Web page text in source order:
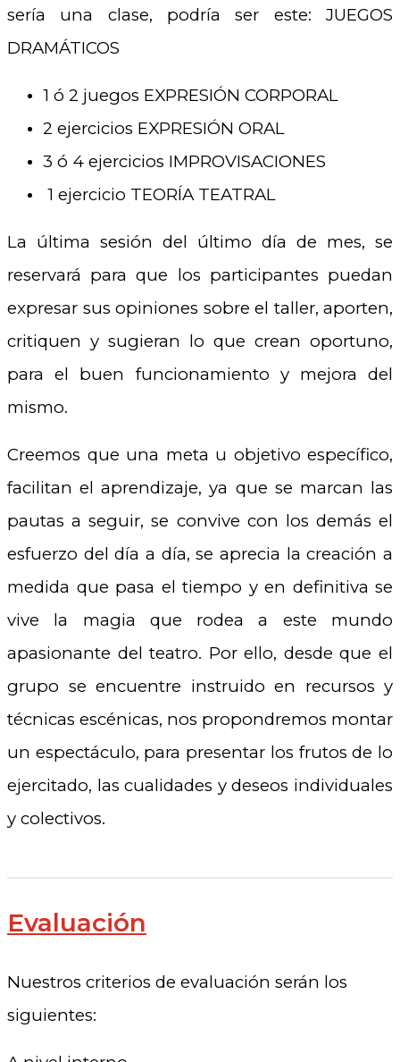
sería una clase, podría ser este: JUEGOS
DRAMÁTICOS
1 ó 2 juegos EXPRESIÓN CORPORAL
2 ejercicios EXPRESIÓN ORAL
3 ó 4 ejercicios IMPROVISACIONES
1 ejercicio TEORÍA TEATRAL
La última sesión del último día de mes, se
reservará para que los participantes puedan
expresar sus opiniones sobre el taller, aporten,
critiquen y sugieran lo que crean oportuno,
para el buen funcionamiento y mejora del
mismo.
Creemos que una meta u objetivo específico,
facilitan el aprendizaje, ya que se marcan las
pautas a seguir, se convive con los demás el
esfuerzo del día a día, se aprecia la creación a
medida que pasa el tiempo y en definitiva se
vive la magia que rodea a este mundo
apasionante del teatro. Por ello, desde que el
grupo se encuentre instruido en recursos y
técnicas escénicas, nos propondremos montar
un espectáculo, para presentar los frutos de lo
ejercitado, las cualidades y deseos individuales
y colectivos.
Evaluación
Nuestros criterios de evaluación serán los
siguientes: